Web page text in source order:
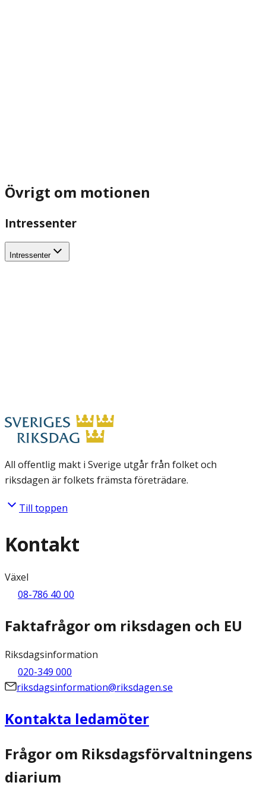
Övrigt om motionen
Intressenter
Intressenter
All offentlig makt i Sverige utgår från folket och
riksdagen är folkets främsta företrädare.
Till toppen
Kontakt
Växel
08-786 40 00
Faktafrågor om riksdagen och EU
Riksdagsinformation
020-349 000
riksdagsinformation@riksdagen.se
Kontakta ledamöter
Frågor om Riksdagsförvaltningens
diarium